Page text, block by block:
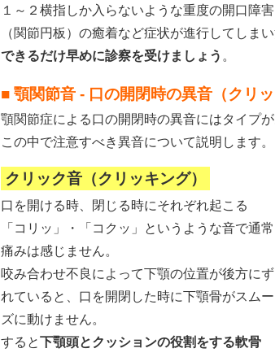
１～２横指しか入らないような重度の開口障
（関節円板）の癒着など症状が進行してしま
できるだけ早めに診察を受けましょう 。
■ 顎関節音 - 口の開閉時の異音（クリッ
顎関節症による口の開閉時の異音にはタイプが
この中で注意すべき異音について説明します。
クリック音（クリッキング）
口を開ける時、閉じる時にそれぞれ起こる
「コリッ」・「コクッ」というような音で通常
痛みは感じません。
咬み合わせ不良によって下顎の位置が後方にず
れていると、口を開閉した時に下顎骨がスムー
ズに動けません。
すると下顎頭とクッションの役割をする軟骨